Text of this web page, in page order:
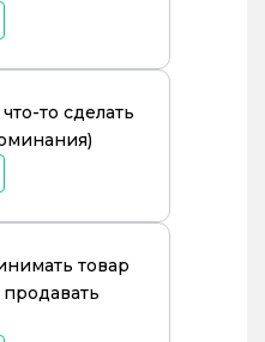
то сделать
товар